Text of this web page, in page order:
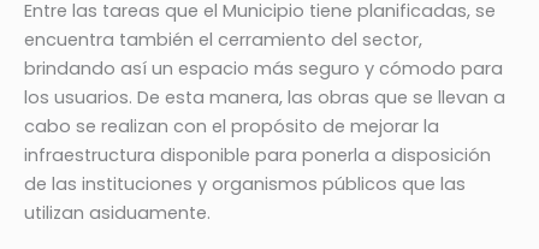
Entre las tareas que el Municipio tiene planificadas, se
encuentra también el cerramiento del sector,
brindando así un espacio más seguro y cómodo para
los usuarios. De esta manera, las obras que se llevan a
cabo se realizan con el propósito de mejorar la
infraestructura disponible para ponerla a disposición
de las instituciones y organismos públicos que las
utilizan asiduamente.